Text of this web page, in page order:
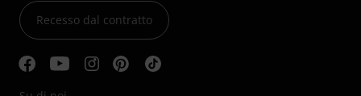
Recesso dal contratto